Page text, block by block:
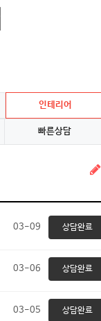
인테리어
빠른상담
03-09 상담완료
03-06 상담완료
03-05 상담완료